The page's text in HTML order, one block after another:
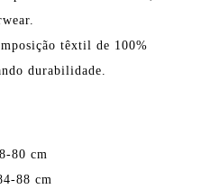
têxtil de 100%
durabilidade.
80 cm
88 cm